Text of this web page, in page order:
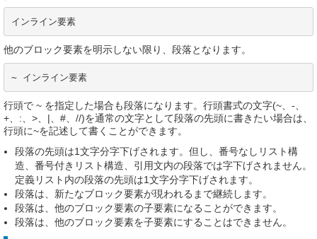
インライン要素
他のブロック要素を明示しない限り、段落となります。
~ インライン要素
行頭で ~ を指定した場合も段落になります。行頭書式の文字(~、-、
+、:、>、|、#、//)を通常の文字として段落の先頭に書きたい場合は、
行頭に~を記述して書くことができます。
段落の先頭は1文字分字下げされます。但し、番号なしリスト構
造、番号付きリスト構造、引用文内の段落では字下げされません。
定義リスト内の段落の先頭は1文字分字下げされます。
段落は、新たなブロック要素が現われるまで継続します。
段落は、他のブロック要素の子要素になることができます。
段落は、他のブロック要素を子要素にすることはできません。